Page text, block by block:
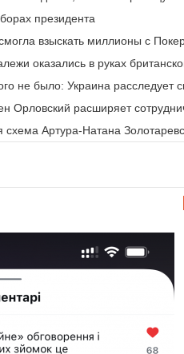
президента
взыскать миллионы с
оказались в руках
не было: Украина расследует
Орловский расширяет
схема Артура-Натана